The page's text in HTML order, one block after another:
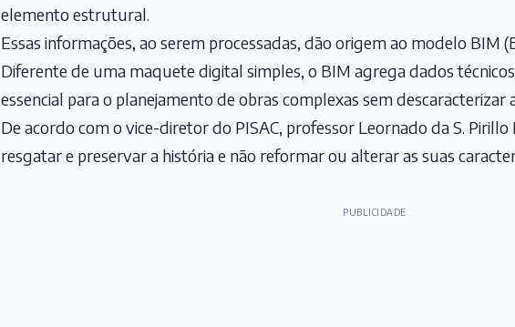
elemento estrutural.
Essas informações, ao serem processadas, dão origem ao modelo
Diferente de uma maquete digital simples, o BIM agrega dados
essencial para o planejamento de obras complexas sem descaracterizar
De acordo com o vice-diretor do PISAC, professor Leornado da S. Pirillo
resgatar e preservar a história e não reformar ou alterar as suas
PUBLICIDADE